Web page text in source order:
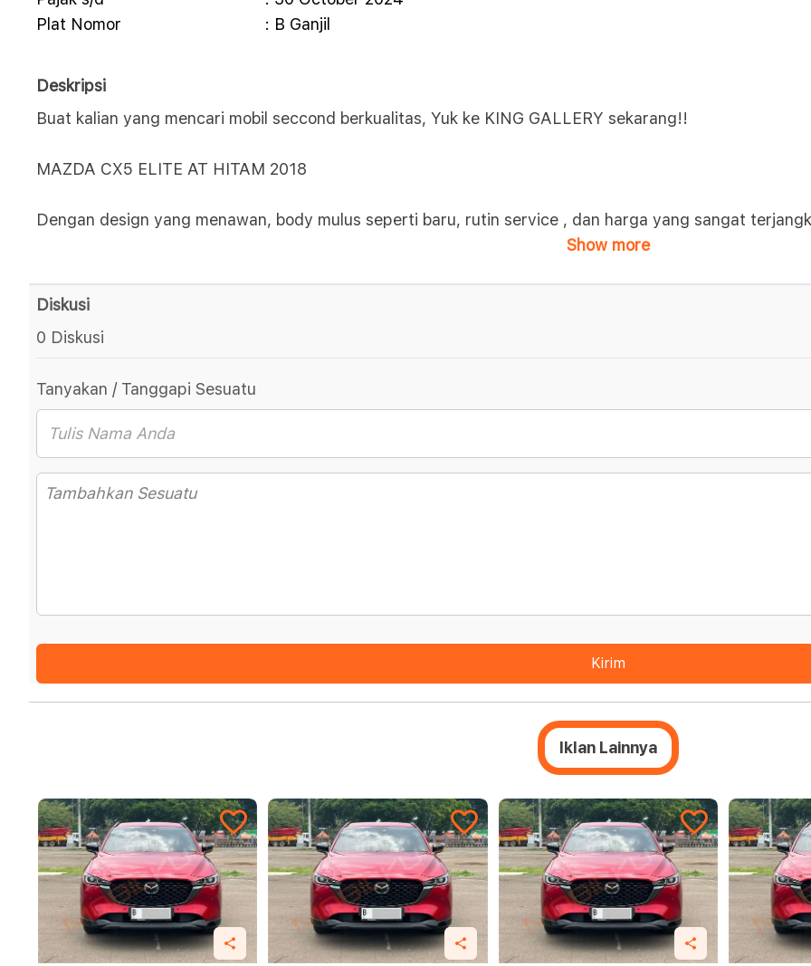
Plat Nomor
: B Ganjil
Deskripsi
Buat kalian yang mencari mobil seccond berkualitas, Yuk ke KING GALLERY sekarang!!
MAZDA CX5 ELITE AT HITAM 2018
Dengan design yang menawan, body mulus seperti baru, rutin service , dan harga yang sangat
Show more
Diskusi
0 Diskusi
Tanyakan / Tanggapi Sesuatu
Kirim
Iklan Lainnya